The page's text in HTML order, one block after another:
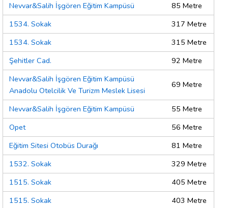
Nevvar&Salih İşgören Eğitim Kampüsü
85 Metre
1534. Sokak
317 Metre
1534. Sokak
315 Metre
Şehitler Cad.
92 Metre
Nevvar&Salih İşgören Eğitim Kampüsü
Anadolu Otelcilik Ve Turizm Meslek Lisesi
69 Metre
Nevvar&Salih İşgören Eğitim Kampüsü
55 Metre
Opet
56 Metre
Eğitim Sitesi Otobüs Durağı
81 Metre
1532. Sokak
329 Metre
1515. Sokak
405 Metre
1515. Sokak
403 Metre